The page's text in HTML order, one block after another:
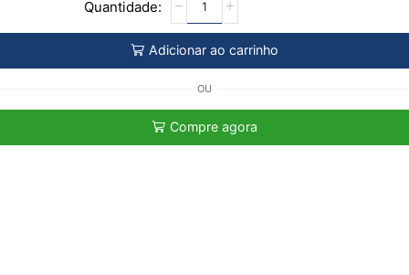
Adicionar ao carrinho
OU
Compre agora